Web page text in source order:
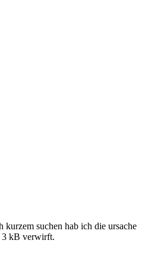
kurzem suchen hab ich die ursache
3 kB verwirft.